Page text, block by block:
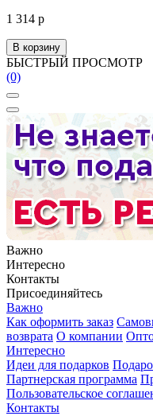
1 314 р
В корзину
БЫСТРЫЙ ПРОСМОТР
(0)
Важно
Интересно
Контакты
Присоединяйтесь
Важно
Как оформить заказ
возврата О компании
Интересно
Идеи для подарков
Партнерская программа
Пользовательское
Контакты